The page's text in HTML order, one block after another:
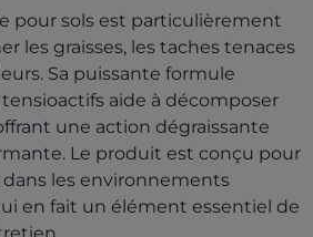
pour sols est particulièrement
les graisses, les taches tenaces
Sa puissante formule
aide à décomposer
une action dégraissante
Le produit est conçu pour
les environnements
en fait un élément essentiel de